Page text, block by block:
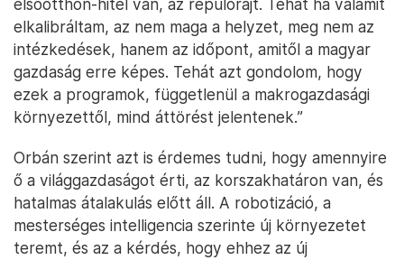
elsőotthon-hitel van, az repülőrajt. Tehát ha valamit
elkalibráltam, az nem maga a helyzet, meg nem az
intézkedések, hanem az időpont, amitől a magyar
gazdaság erre képes. Tehát azt gondolom, hogy
ezek a programok, függetlenül a makrogazdasági
környezettől, mind áttörést jelentenek.”
Orbán szerint azt is érdemes tudni, hogy amennyire
ő a világgazdaságot érti, az korszakhatáron van, és
hatalmas átalakulás előtt áll. A robotizáció, a
mesterséges intelligencia szerinte új környezetet
teremt, és az a kérdés, hogy ehhez az új